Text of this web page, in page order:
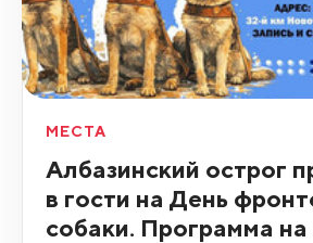
МЕСТА
Албазинский острог
в гости на День
собаки. Программа